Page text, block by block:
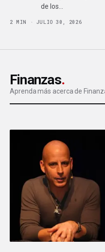
de los…
2 MIN · JULIO 30, 2026
Finanzas.
Aprenda más acerca de